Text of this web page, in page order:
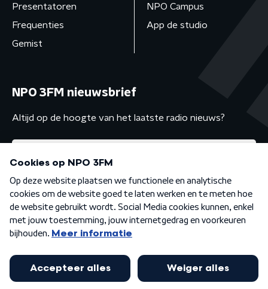
Presentatoren
Frequenties
Gemist
NPO Campus
App de studio
NPO 3FM nieuwsbrief
Altijd op de hoogte van het laatste radio nieuws?
Algemene voorwaarden Privacybeleid